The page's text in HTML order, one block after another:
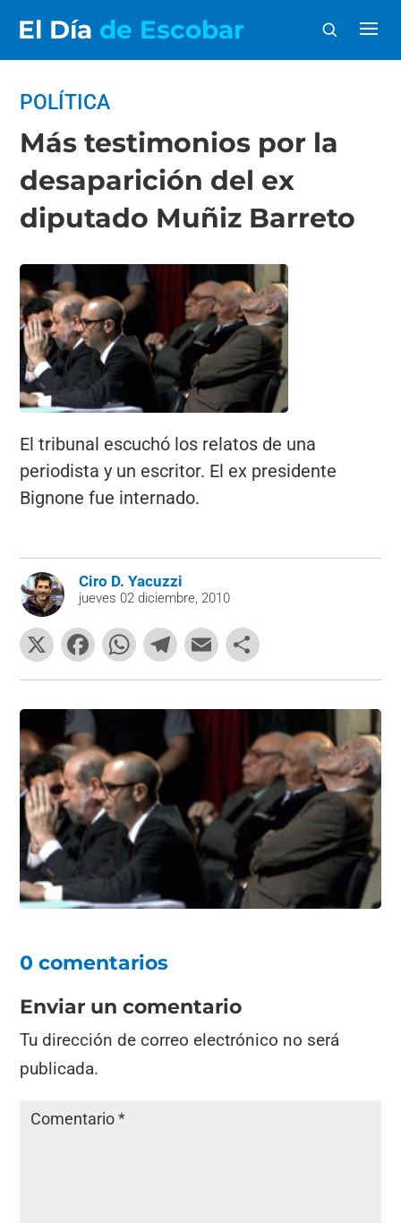
El Día de Escobar
POLÍTICA
Más testimonios por la
desaparición del ex
diputado Muñiz Barreto
El tribunal escuchó los relatos de una
periodista y un escritor. El ex presidente
Bignone fue internado.
Ciro D. Yacuzzi
jueves 02 diciembre, 2010
X
F
a
c
b
o
o
k
W
h
at
A
p
p
T
el
e
gr
a
E
m
ai
o
m
p
ar
tir
0 comentarios
Enviar un comentario
Tu dirección de correo electrónico no será
publicada.